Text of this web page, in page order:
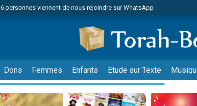
6 personnes viennent de nous rejoindre sur WhatsApp
2 personnes viennent de faire un don pour 1 Journée de
17 personnes viennent de demander une bénédiction
4 personnes viennent de nous rejoindre sur WhatsApp
Il reste 49 places pour étudier en groupe sur Zoom
23 personnes viennent de faire un don pour Diane, 80 ans, dans
Dons Femmes Enfants Etude sur Texte